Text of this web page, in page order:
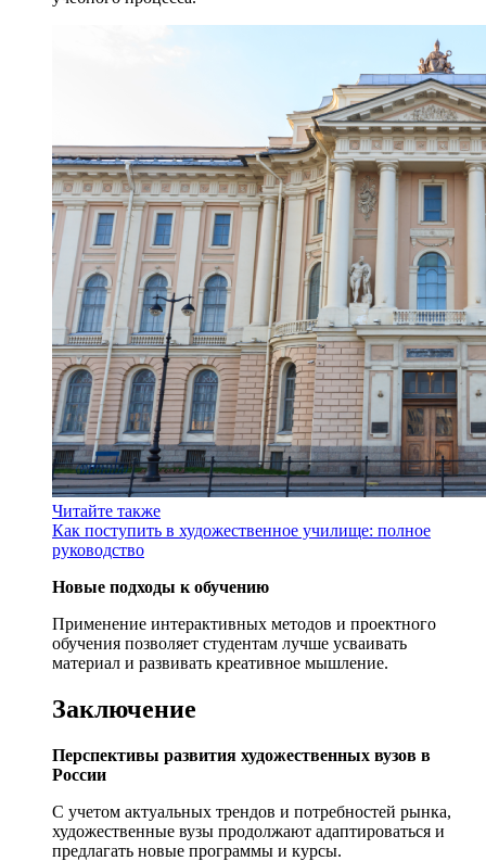
Читайте также
Как поступить в художественное училище: полное
руководство
Новые подходы к обучению
Применение интерактивных методов и проектного
обучения позволяет студентам лучше усваивать
материал и развивать креативное мышление.
Заключение
Перспективы развития художественных вузов в
России
С учетом актуальных трендов и потребностей рынка,
художественные вузы продолжают адаптироваться и
предлагать новые программы и курсы.